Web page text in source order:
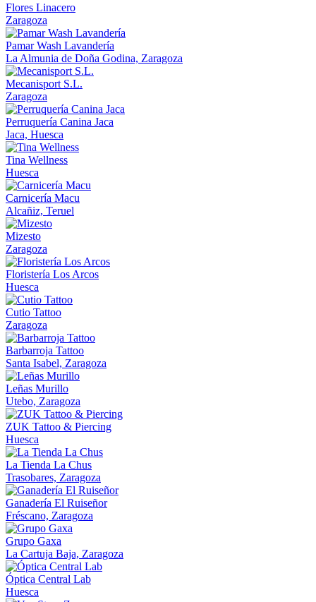
Flores Linacero
Zaragoza
Pamar Wash Lavandería
La Almunia de Doña Godina, Zaragoza
Mecanisport S.L.
Zaragoza
Perruquería Canina Jaca
Jaca, Huesca
Tina Wellness
Huesca
Carnicería Macu
Alcañiz, Teruel
Mizesto
Zaragoza
Floristería Los Arcos
Huesca
Cutio Tattoo
Zaragoza
Barbarroja Tattoo
Santa Isabel, Zaragoza
Leñas Murillo
Utebo, Zaragoza
ZUK Tattoo & Piercing
Huesca
La Tienda La Chus
Trasobares, Zaragoza
Ganadería El Ruiseñor
Fréscano, Zaragoza
Grupo Gaxa
La Cartuja Baja, Zaragoza
Óptica Central Lab
Huesca